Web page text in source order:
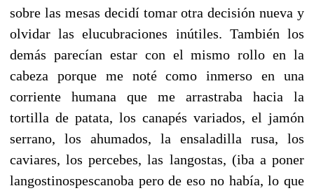
sobre las mesas decidí tomar otra decisión nueva y
olvidar las elucubraciones inútiles. También los
demás parecían estar con el mismo rollo en la
cabeza porque me noté como inmerso en una
corriente humana que me arrastraba hacia la
tortilla de patata, los canapés variados, el jamón
serrano, los ahumados, la ensaladilla rusa, los
caviares, los percebes, las langostas, (iba a poner
langostinospescanoba pero de eso no había, lo que